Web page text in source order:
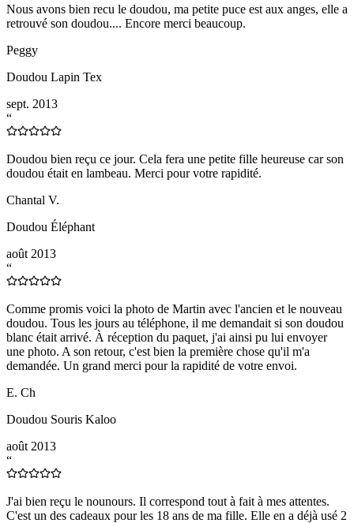
Nous avons bien recu le doudou, ma petite puce est aux anges, elle a
retrouvé son doudou.... Encore merci beaucoup.
Peggy
Doudou Lapin Tex
sept. 2013
“
Doudou bien reçu ce jour. Cela fera une petite fille heureuse car son
doudou était en lambeau. Merci pour votre rapidité.
Chantal V.
Doudou Éléphant
août 2013
“
Comme promis voici la photo de Martin avec l'ancien et le nouveau
doudou. Tous les jours au téléphone, il me demandait si son doudou
blanc était arrivé. À réception du paquet, j'ai ainsi pu lui envoyer
une photo. A son retour, c'est bien la première chose qu'il m'a
demandée. Un grand merci pour la rapidité de votre envoi.
E. Ch
Doudou Souris Kaloo
août 2013
“
J'ai bien reçu le nounours. Il correspond tout à fait à mes attentes.
C'est un des cadeaux pour les 18 ans de ma fille. Elle en a déjà usé 2